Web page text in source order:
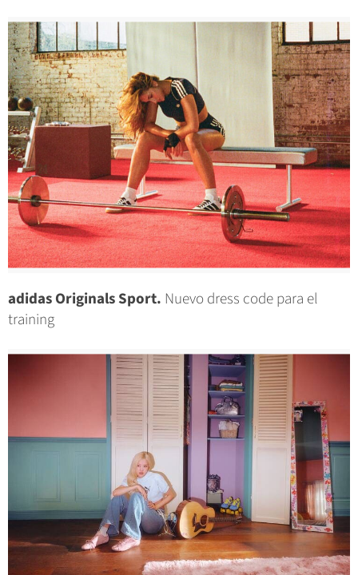
adidas Originals Sport. Nuevo dress code para el
training